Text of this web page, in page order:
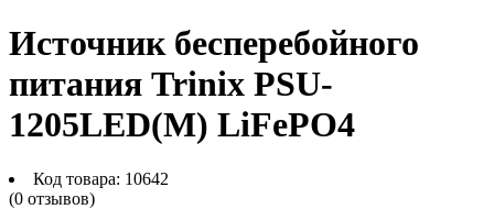
Источник бесперебойного
питания Trinix PSU-
1205LED(M) LiFePO4
Код товара: 10642
(0 отзывов)